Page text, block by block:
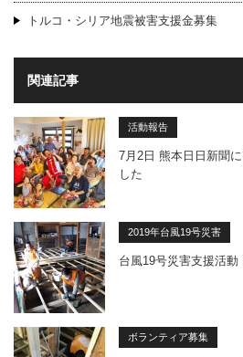
トルコ・シリア地震被害支援金募集
関連記事
活動報告
7月2日 熊本日日新聞
した
2019年台風19号災害
台風19号災害支援活動
ボランティア募集